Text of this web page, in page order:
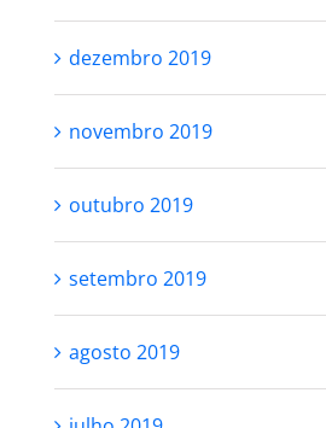
dezembro 2019
novembro 2019
outubro 2019
setembro 2019
agosto 2019